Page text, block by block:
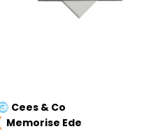
Cees & Co
Memorise Ede